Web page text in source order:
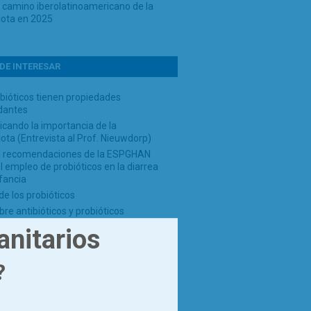
camino iberolatinoamericano de la
en 2025
INTERESAR
tienen propiedades
la importancia de la
(Entrevista al Prof. Nieuwdorp)
recomendaciones de la ESPGHAN
empleo de probióticos en la diarrea
los probióticos
antibióticos y probióticos